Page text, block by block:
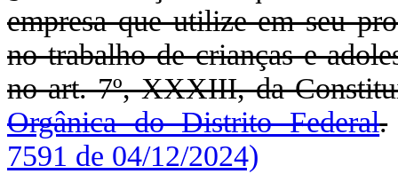
empresa que utilize em seu
no trabalho de crianças e
no art. 7º, XXXIII, da
Orgânica do Distrito Federal.
7591 de 04/12/2024)